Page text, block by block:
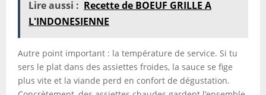
Lire aussi : Recette de BOEUF GRILLE A
L'INDONESIENNE
Autre point important : la température de service. Si tu
sers le plat dans des assiettes froides, la sauce se fige
plus vite et la viande perd en confort de dégustation.